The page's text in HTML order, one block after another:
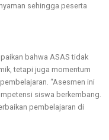
sehingga peserta
bahwa ASAS tidak
tetapi juga momentum
“Asesmen ini
siswa berkembang.
pembelajaran di